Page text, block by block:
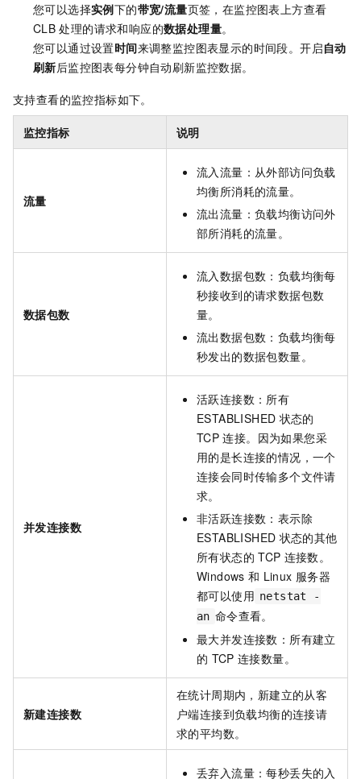
您可以选择实例下的带宽/流量页签，在监控图表上方查看
CLB 处理的请求和响应的数据处理量。
您可以通过设置时间来调整监控图表显示的时间段。开启自动
刷新后监控图表每分钟自动刷新监控数据。
支持查看的监控指标如下。
监控指标 说明
流量
流入流量：从外部访问负载
均衡所消耗的流量。
流出流量：负载均衡访问外
部所消耗的流量。
数据包数
流入数据包数：负载均衡每
秒接收到的请求数据包数
量。
流出数据包数：负载均衡每
秒发出的数据包数量。
并发连接数
活跃连接数：所有
ESTABLISHED 状态的
TCP 连接。因为如果您采
用的是长连接的情况，一个
连接会同时传输多个文件请
求。
非活跃连接数：表示除
ESTABLISHED 状态的其他
所有状态的 TCP 连接数。
Windows 和 Linux 服务器
都可以使用 netstat -
an 命令查看。
最大并发连接数：所有建立
的 TCP 连接数量。
新建连接数
在统计周期内，新建立的从客
户端连接到负载均衡的连接请
求的平均数。
丢弃入流量：每秒丢失的入